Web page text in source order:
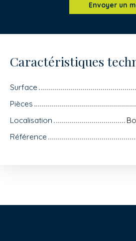
Envoyer un
Caractéristiques
Surface
Pièces
Localisation
Référence